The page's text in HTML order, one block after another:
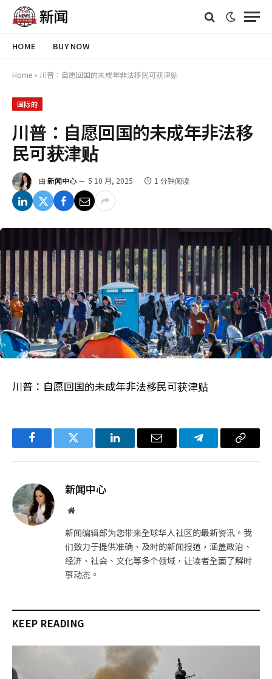
HOME BUY NOW
Home » 川普：自愿回国的未成年非法移民可获津贴
国际的
川普：自愿回国的未成年非法移
民可获津贴
由 新闻中心 5 10 月, 2025 1 分钟阅读
川普：自愿回国的未成年非法移民可获津贴
FacebookTwitter LinkedIn电
Telegram复
新闻中心
网
新闻编辑部为您带来全球华人社区的最新资讯。我
们致力于提供准确、及时的新闻报道，涵盖政治、
经济、社会、文化等多个领域，让读者全面了解时
事动态。
KEEP READING